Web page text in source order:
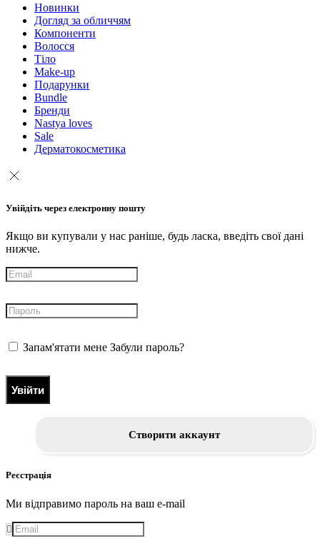
Новинки
Догляд за обличчям
Компоненти
Волосся
Тіло
Make-up
Подарунки
Bundle
Бренди
Nastya loves
Sale
Дерматокосметика
Увійдіть через електронну пошту
Якщо ви купували у нас раніше, будь ласка, введіть свої дані
нижче.
Запам'ятати мене Забули пароль?
Увійти
Створити аккаунт
Реєстрація
Ми відправимо пароль на ваш e-mail